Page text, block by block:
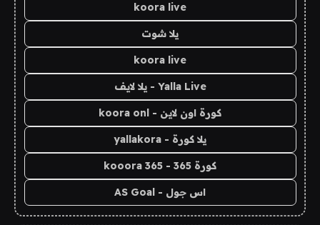
koora live
يلا شوت
koora live
Yalla Live - يلا لايف
كورة اون لاين - koora onl
يلا كورة - yallakora
كورة 365 - kooora 365
اس جول - AS Goal